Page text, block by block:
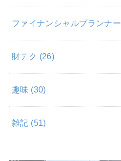
ファイナンシャルプランナー
財テク (26)
趣味 (30)
雑記 (51)